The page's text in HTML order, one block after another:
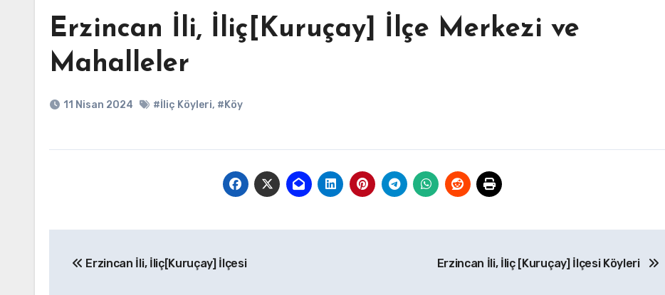
Erzincan İli, İliç[Kuruçay] İlçe Merkezi ve
Mahalleler
11 Nisan 2024 #İliç Köyleri, #Köy
gezinmesi
Erzincan İli, İliç[Kuruçay] İlçesi Erzincan İli, İliç [Kuruçay] İlçesi Köyleri